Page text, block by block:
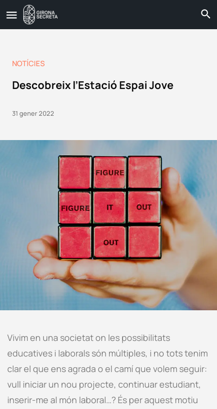
NOTÍCIES
Descobreix l’Estació Espai Jove
31 gener 2022
Vivim en una societat on les possibilitats
educatives i laborals són múltiples, i no tots tenim
clar el que ens agrada o el camí que volem seguir:
vull iniciar un nou projecte, continuar estudiant,
inserir-me al món laboral…? És per aquest motiu